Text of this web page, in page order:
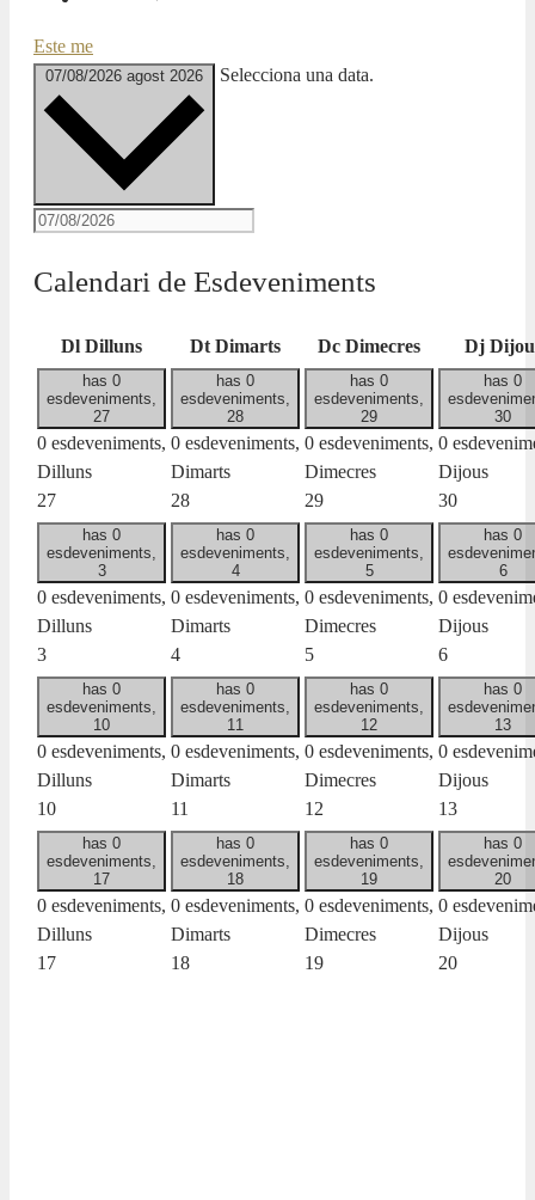
Este me
07/08/2026 agost 2026 Selecciona una data.
Calendari de Esdeveniments
Dl Dilluns Dt Dimarts Dc Dimecres Dj
has 0
esdeveniments,
27
0 esdeveniments,
Dilluns
27
has 0
esdeveniments,
28
0 esdeveniments,
Dimarts
28
has 0
esdeveniments,
29
0 esdeveniments,
Dimecres
29
has 0
30
0
Dijous
30
has 0
esdeveniments,
3
0 esdeveniments,
Dilluns
3
has 0
esdeveniments,
4
0 esdeveniments,
Dimarts
4
has 0
esdeveniments,
5
0 esdeveniments,
Dimecres
5
has 0
6
0
Dijous
6
has 0
esdeveniments,
10
0 esdeveniments,
Dilluns
10
has 0
esdeveniments,
11
0 esdeveniments,
Dimarts
11
has 0
esdeveniments,
12
0 esdeveniments,
Dimecres
12
has 0
13
0
Dijous
13
has 0
esdeveniments,
17
0 esdeveniments,
Dilluns
17
has 0
esdeveniments,
18
0 esdeveniments,
Dimarts
18
has 0
esdeveniments,
19
0 esdeveniments,
Dimecres
19
has 0
20
0
Dijous
20